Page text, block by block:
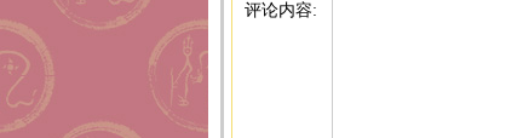
评论内容: